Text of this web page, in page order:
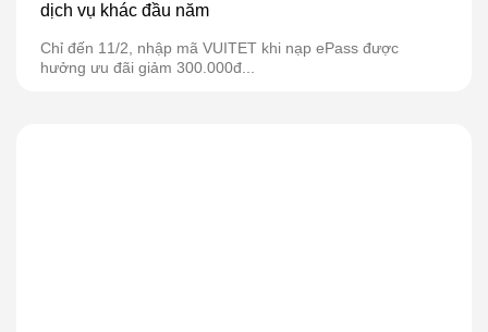
dịch vụ khác đầu năm
Chỉ đến 11/2, nhập mã VUITET khi nạp ePass được
hưởng ưu đãi giảm 300.000đ...